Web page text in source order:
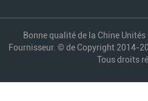
Bonne qualité de la Chine
Fournisseur. © de Copyright 2014-
Tous droits